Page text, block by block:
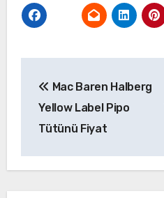
gezinmesi
Mac Baren Halberg
Yellow Label Pipo
Tütünü Fiyat